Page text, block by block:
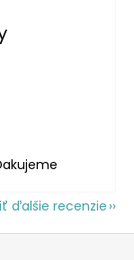
hviezdičiek.
hviezdičiek.
ďalšie recenzie